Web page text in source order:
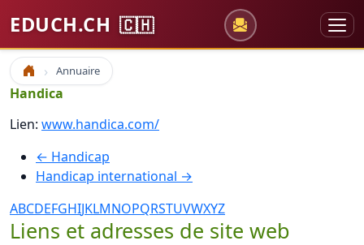
EDUCH.CH 🇨🇭
Accueil Annuaire
Handica
Lien: www.handica.com/
← Handicap
Handicap international →
ABCDEFGHIJKLMNOPQRSTUVWXYZ
Liens et adresses de site web